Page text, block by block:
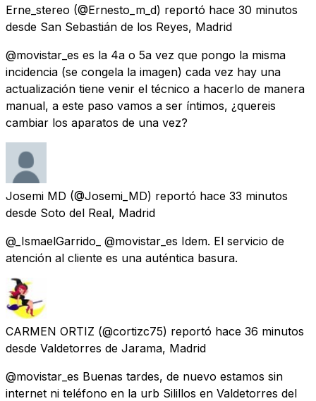
Erne_stereo (@Ernesto_m_d) reportó hace 30 minutos
desde San Sebastián de los Reyes, Madrid
@movistar_es es la 4a o 5a vez que pongo la misma
incidencia (se congela la imagen) cada vez hay una
actualización tiene venir el técnico a hacerlo de manera
manual, a este paso vamos a ser íntimos, ¿quereis
cambiar los aparatos de una vez?
Josemi MD (@Josemi_MD) reportó hace 33 minutos
desde Soto del Real, Madrid
@_IsmaelGarrido_ @movistar_es Idem. El servicio de
atención al cliente es una auténtica basura.
CARMEN ORTIZ (@cortizc75) reportó hace 36 minutos
desde Valdetorres de Jarama, Madrid
@movistar_es Buenas tardes, de nuevo estamos sin
internet ni teléfono en la urb Silillos en Valdetorres del